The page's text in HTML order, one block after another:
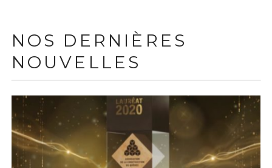
NOS DERNIÈRES
NOUVELLES